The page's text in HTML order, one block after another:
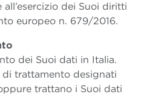
dei Suoi diritti
europeo n. 679/2016.
dei Suoi dati in Italia.
trattamento designati
trattano i Suoi dati